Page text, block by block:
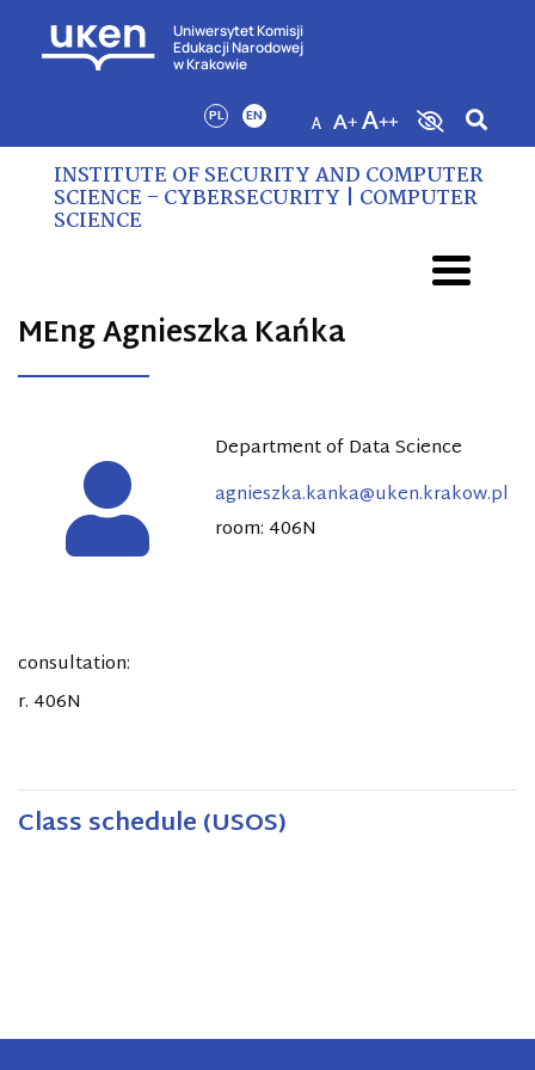
Uniwersytet Komisji
Edukacji Narodowej
w Krakowie
PL EN
INSTITUTE OF SECURITY AND COMPUTER
SCIENCE – CYBERSECURITY | COMPUTER
SCIENCE
MEng Agnieszka Kańka
Department of Data Science
agnieszka.kanka@uken.krakow.pl
room: 406N
consultation:
r. 406N
Class schedule (USOS)